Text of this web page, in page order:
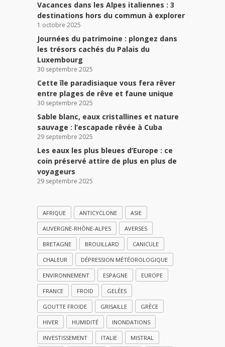
Vacances dans les Alpes italiennes : 3
destinations hors du commun à explorer
1 octobre 2025
Journées du patrimoine : plongez dans
les trésors cachés du Palais du
Luxembourg
30 septembre 2025
Cette île paradisiaque vous fera rêver
entre plages de rêve et faune unique
30 septembre 2025
Sable blanc, eaux cristallines et nature
sauvage : l’escapade rêvée à Cuba
29 septembre 2025
Les eaux les plus bleues d’Europe : ce
coin préservé attire de plus en plus de
voyageurs
29 septembre 2025
AFRIQUE ANTICYCLONE ASIE
AUVERGNE-RHÔNE-ALPES AVERSES
BRETAGNE BROUILLARD CANICULE
CHALEUR DÉPRESSION MÉTÉOROLOGIQUE
ENVIRONNEMENT ESPAGNE EUROPE
FRANCE FROID GELÉES
GOUTTE FROIDE GRISAILLE GRÈCE
HIVER HUMIDITÉ INONDATIONS
INVESTISSEMENT ITALIE MISTRAL